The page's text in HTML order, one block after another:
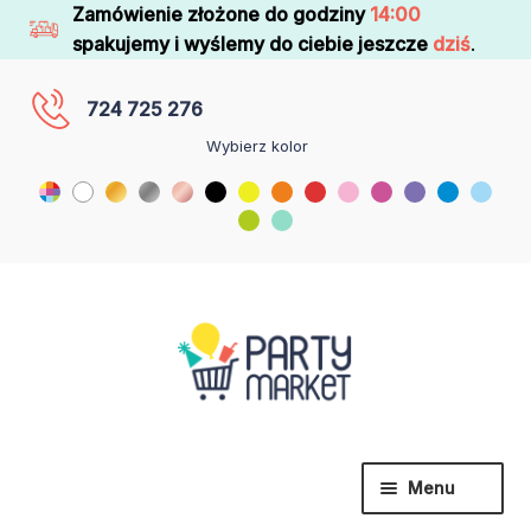
Zamówienie złożone do godziny 14:00
spakujemy i wyślemy do ciebie jeszcze dziś.
724 725 276
Wybierz kolor
Menu